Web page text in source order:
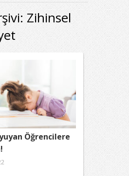
Zihinsel
Öğrencilere